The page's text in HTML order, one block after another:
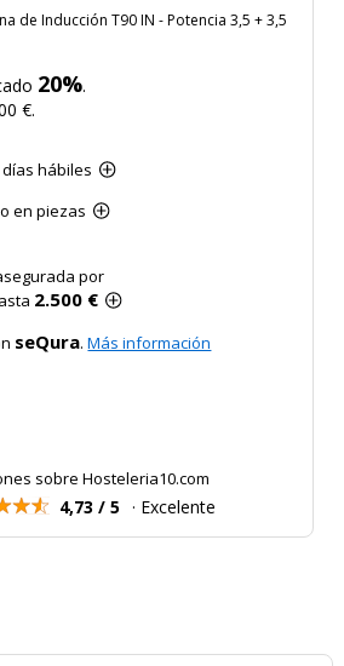
de Inducción T90 IN - Potencia 3,5 + 3,5
20%.
€.
días hábiles
en piezas
por
2.500 €
seQura.Más información
sobre Hosteleria10.com
4,73 / 5 · Excelente